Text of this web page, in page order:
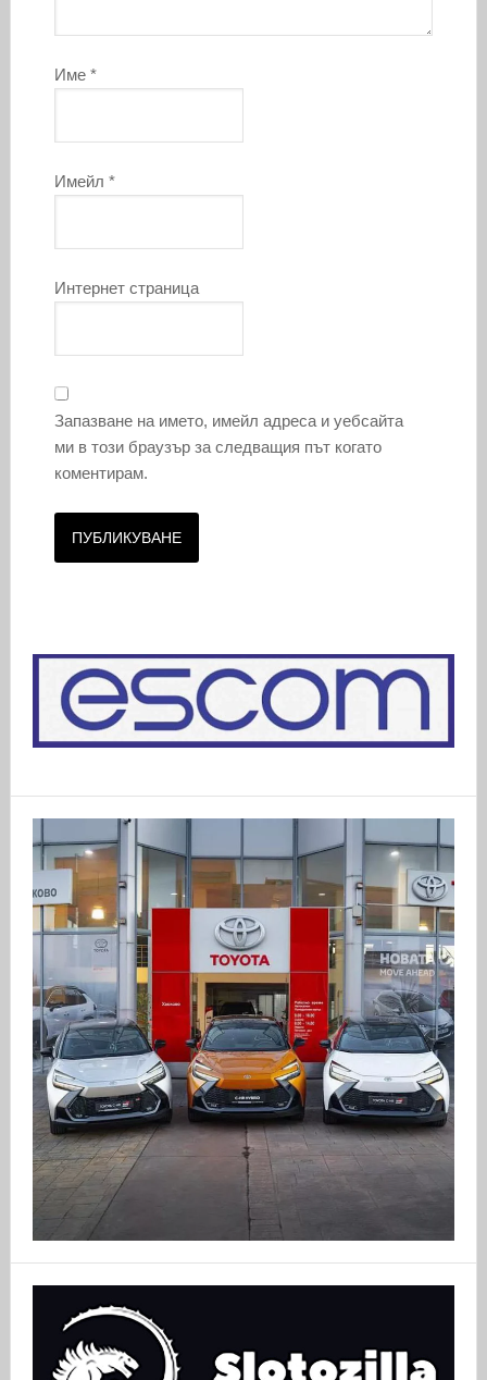
Име *
Имейл *
Интернет страница
Запазване на името, имейл адреса и уебсайта
ми в този браузър за следващия път когато
коментирам.